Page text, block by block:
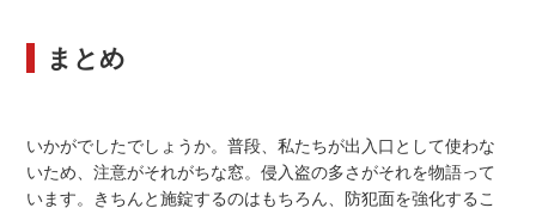
まとめ
いかがでしたでしょうか。普段、私たちが出入口として使わな
いため、注意がそれがちな窓。侵入盗の多さがそれを物語って
います。きちんと施錠するのはもちろん、防犯面を強化するこ